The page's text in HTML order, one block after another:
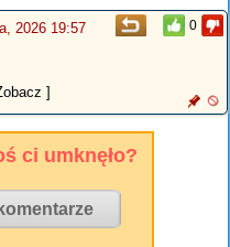
0
2026 19:57
]
ci umknęło?